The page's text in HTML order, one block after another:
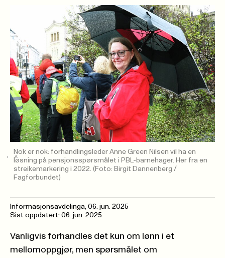
Nok er nok: forhandlingsleder Anne Green Nilsen vil ha en
løsning på pensjonsspørsmålet i PBL-barnehager. Her fra en
streikemarkering i 2022. (Foto: Birgit Dannenberg /
Fagforbundet)
Informasjonsavdelinga, 06. jun. 2025
Sist oppdatert: 06. jun. 2025
Vanligvis forhandles det kun om lønn i et
mellomoppgjør, men spørsmålet om